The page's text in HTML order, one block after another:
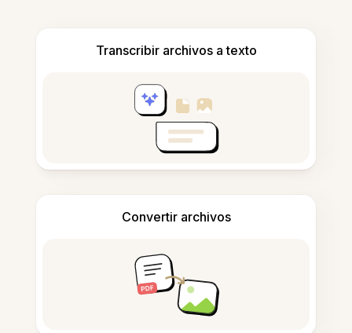
Transcribir archivos a texto
Convertir archivos